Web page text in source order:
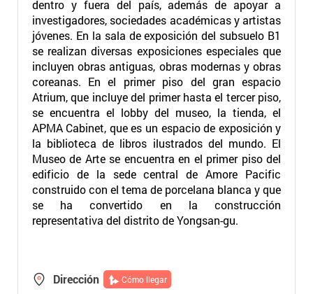
dentro y fuera del país, además de apoyar a
investigadores, sociedades académicas y artistas
jóvenes. En la sala de exposición del subsuelo B1
se realizan diversas exposiciones especiales que
incluyen obras antiguas, obras modernas y obras
coreanas. En el primer piso del gran espacio
Atrium, que incluye del primer hasta el tercer piso,
se encuentra el lobby del museo, la tienda, el
APMA Cabinet, que es un espacio de exposición y
la biblioteca de libros ilustrados del mundo. El
Museo de Arte se encuentra en el primer piso del
edificio de la sede central de Amore Pacific
construido con el tema de porcelana blanca y que
se ha convertido en la construcción
representativa del distrito de Yongsan-gu.
Dirección Cómo llegar